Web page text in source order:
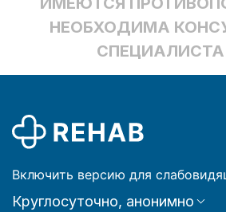
НЕОБХОДИМА
СПЕЦИАЛИСТА.
Включить версию для
Круглосуточно, анонимно